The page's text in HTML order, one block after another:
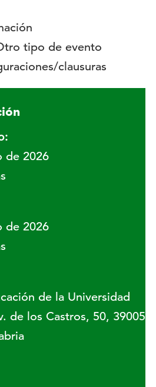
tipo de evento
clausuras
de 2026
de 2026
de la Universidad
de los Castros, 50, 39005